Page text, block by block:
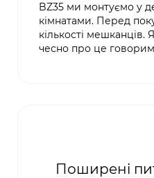
BZ35 ми монтуємо у
кімнатами. Перед
кількості
чесно про це
Поширені